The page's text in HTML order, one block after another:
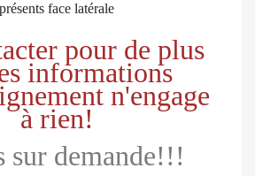
présents face latérale
pour de plus
informations
n'engage
à rien!
sur demande!!!